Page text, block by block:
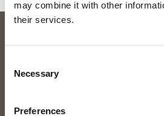
may combine it with other
their services.
Selection
Necessary
Preferences